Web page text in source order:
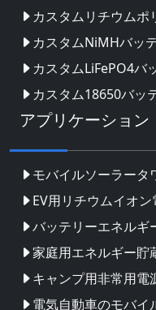
カスタムリチウムポ
カスタムNiMHバッ
カスタムLiFePO4バ
カスタム18650バッ
アプリケーション
モバイルソーラータ
EV用リチウムイオン
バッテリーエネルギ
家庭用エネルギー貯
キャンプ用非常用電
電気自動車のモバイ